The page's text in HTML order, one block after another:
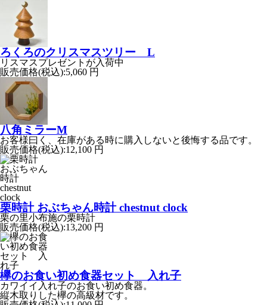
ろくろのクリスマスツリー L
リスマスプレゼントが入荷中
販売価格(税込):5,060 円
八角ミラーM
お客様曰く、在庫がある時に購入しないと後悔する品です。
販売価格(税込):12,100 円
栗時計 おぶちゃん時計 chestnut clock
栗の里小布施の栗時計
販売価格(税込):13,200 円
欅のお食い初め食器セット 入れ子
カワイイ入れ子のお食い初め食器。
縦木取りした欅の高級材です。